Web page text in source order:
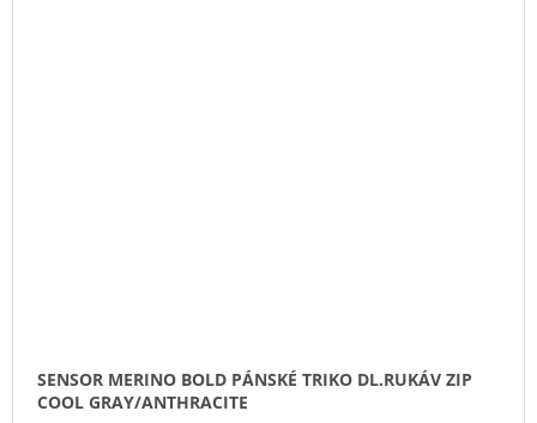
SENSOR MERINO BOLD PÁNSKÉ TRIKO DL.RUKÁV ZIP
COOL GRAY/ANTHRACITE